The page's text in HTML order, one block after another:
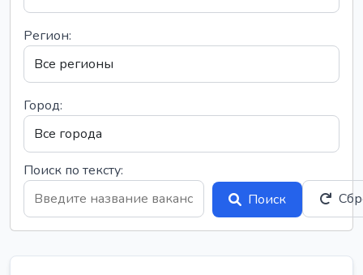
Регион:
Город:
Поиск по тексту:
Поиск